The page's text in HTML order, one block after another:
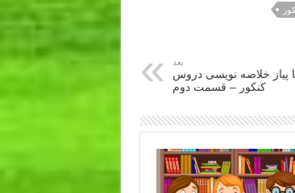
بعد
پیاز خلاصه نویسی دروس
کنکور – قسمت دوم